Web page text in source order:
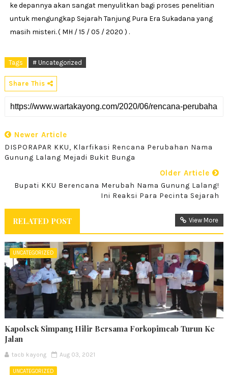
ke depannya akan sangat menyulitkan bagi proses penelitian
untuk mengungkap Sejarah Tanjung Pura Era Sukadana yang
masih misteri. ( MH / 15 / 05 / 2020 ) .
Tags # Uncategorized
Share This
Newer Article
DISPORAPAR KKU, Klarfikasi Rencana Perubahan Nama
Gunung Lalang Mejadi Bukit Bunga
Older Article
Bupati KKU Berencana Merubah Nama Gunung Lalang!
Ini Reaksi Para Pecinta Sejarah
RELATED POST View More
UNCATEGORIZED
Kapolsek Simpang Hilir Bersama Forkopimcab Turun Ke
Jalan
tacb kayong Aug 03, 2021
UNCATEGORIZED